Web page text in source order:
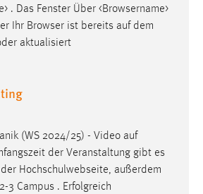
. Das Fenster Über <Browsername>
Ihr Browser ist bereits aufdem
aktualisiert
(WS 2024/25) - Video auf
der Veranstaltung gibt es
Hochschulwebseite, außerdem
3 Campus . Erfolgreich
helfen uns zu verstehen, wie
unsere Website nutzen.
_pk_id, _pk_ses